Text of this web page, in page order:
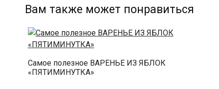
Вам также может понравиться
Самое полезное ВАРЕНЬЕ ИЗ ЯБЛОК
«ПЯТИМИНУТКА»